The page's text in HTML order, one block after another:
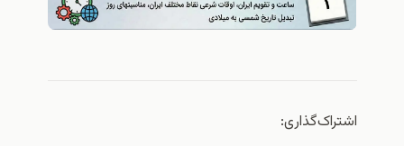
اشتراک‌گذاری: